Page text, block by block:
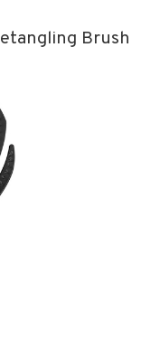
Brush